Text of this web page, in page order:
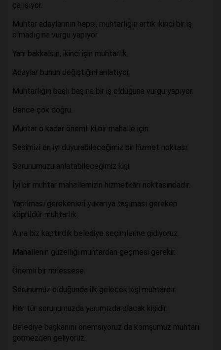
çalışıyor.
Muhtar adaylarının hepsi, muhtarlığın artık ikinci bir iş
olmadığına vurgu yapıyor.
Yani bakkalsın, ikinci işin muhtarlık.
Adaylar bunun değiştiğini anlatıyor.
Muhtarlığın başlı başına bir iş olduğuna vurgu yapıyor.
Bence çok doğru.
Muhtar o kadar önemli ki bir mahalle için.
Sesimizi en iyi duyurabileceğimiz bir hizmet noktası.
Sorunumuzu anlatabileceğimiz kişi.
İyi bir muhtar mahallemizin hizmetkârı noktasındadır.
Yapılması gerekenleri yukarıya taşıması gereken
köprüdür muhtarlık.
Ama biz kaptırdık belediye seçimlerine gidiyoruz.
Mahallenin güzelliği muhtardan geçmesi gerekir.
Önemli bir müessese.
Sorunumuz olduğunda ilk gelecek kişi muhtardır.
Her tür sorunumuzda yanımızda olacak kişidir.
Belediye başkanını önemsiyoruz da komşumuz muhtarı
görmezden geliyoruz.